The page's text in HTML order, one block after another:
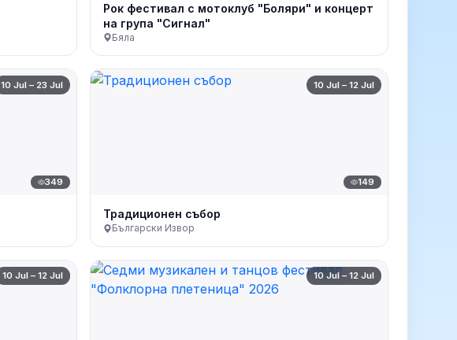
Рок фестивал с мотоклуб "Боляри" и концерт
на група "Сигнал"
Бяла
10 Jul – 23 Jul
349
10 Jul – 12 Jul
149
Традиционен събор
Български Извор
10 Jul – 12 Jul 10 Jul – 12 Jul